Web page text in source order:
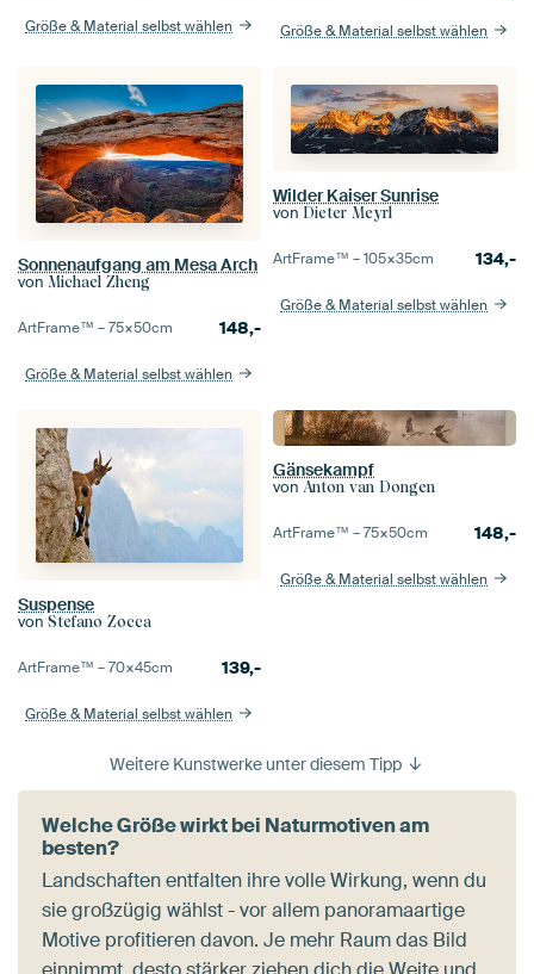
Größe & Material selbst wählen Größe & Material selbst wählen
Sonnenaufgang am Mesa Arch
von Michael Zheng
ArtFrame™ –75×50cm 148,-
Größe & Material selbst wählen
Wilder Kaiser Sunrise
von Dieter Meyrl
ArtFrame™ –105×35cm 134,-
Größe & Material selbst wählen
Suspense
von Stefano Zocca
ArtFrame™ –70×45cm 139,-
Größe & Material selbst wählen
Gänsekampf
von Anton van Dongen
ArtFrame™ –75×50cm 148,-
Größe & Material selbst wählen
Weitere Kunstwerke unter diesem Tipp
Welche Größe wirkt bei Naturmotiven am
besten?
Landschaften entfalten ihre volle Wirkung, wenn du
sie großzügig wählst - vor allem panoramaartige
Motive profitieren davon. Je mehr Raum das Bild